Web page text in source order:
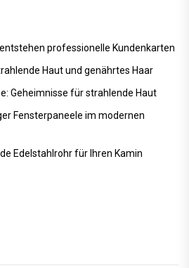
professionelle Kundenkarten
Haut und genährtes Haar
Geheimnisse für strahlende Haut
Fensterpaneele im modernen
Edelstahlrohr für Ihren Kamin